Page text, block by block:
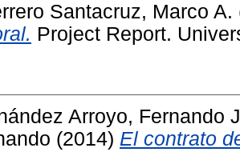
Santacruz, Marco A.
Project Report.
Arroyo, Fernando
(2014) El contrato